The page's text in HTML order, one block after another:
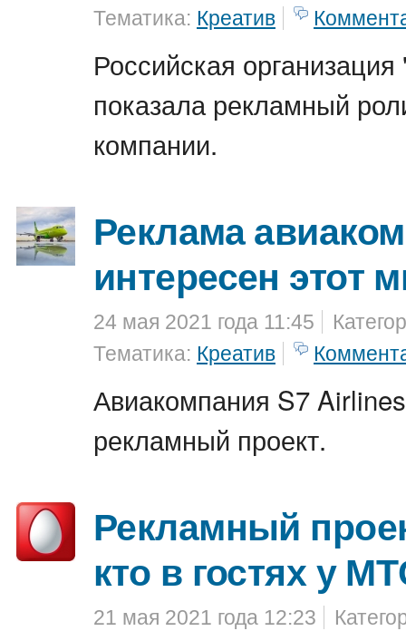
Тематика: Креатив
Российская организация
показала рекламный
компании.
Реклама
интересен этот
24 мая 2021 года 11:45
Тематика: Креатив
Авиакомпания S7
рекламный проект.
Рекламный
кто в гостях у
21 мая 2021 года 12:23